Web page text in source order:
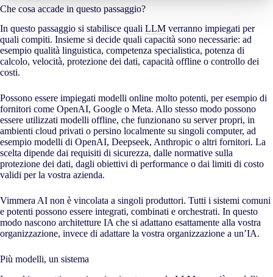
Che cosa accade in questo passaggio?
In questo passaggio si stabilisce quali LLM verranno impiegati per
quali compiti. Insieme si decide quali capacità sono necessarie: ad
esempio qualità linguistica, competenza specialistica, potenza di
calcolo, velocità, protezione dei dati, capacità offline o controllo dei
costi.
Possono essere impiegati modelli online molto potenti, per esempio di
fornitori come OpenAI, Google o Meta. Allo stesso modo possono
essere utilizzati modelli offline, che funzionano su server propri, in
ambienti cloud privati o persino localmente su singoli computer, ad
esempio modelli di OpenAI, Deepseek, Anthropic o altri fornitori. La
scelta dipende dai requisiti di sicurezza, dalle normative sulla
protezione dei dati, dagli obiettivi di performance o dai limiti di costo
validi per la vostra azienda.
VimmeraAI non è vincolata a singoli produttori. Tutti i sistemi comuni
e potenti possono essere integrati, combinati e orchestrati. In questo
modo nascono architetture IA che si adattano esattamente alla vostra
organizzazione, invece di adattare la vostra organizzazione a un’IA.
Più modelli, un sistema